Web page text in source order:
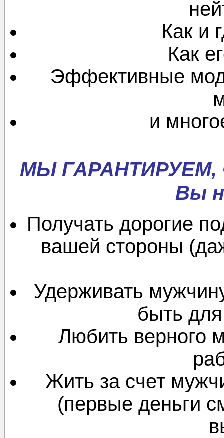
Как и
Как
Эффективные
и
МЫ ГАРАНТИРУЕМ,
Вы
Получать дорогие
вашей стороны
Удерживать
быть
Любить верного
Жить за счет
(первые деньги